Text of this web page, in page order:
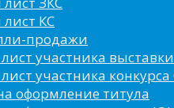
КС
продажи
участника выставки
участника конкурса
оформление титула